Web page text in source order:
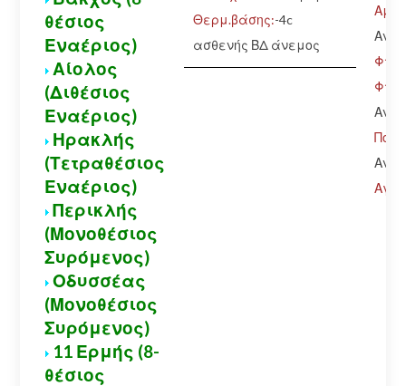
θέσιος
Εναέριος)
Αίολος
(Διθέσιος
Εναέριος)
Ηρακλής
(Τετραθέσιος
Εναέριος)
Περικλής
(Μονοθέσιος
Συρόμενος)
Οδυσσέας
(Μονοθέσιος
Συρόμενος)
11 Ερμής (8-
θέσιος
Θερμ.βάσης:-4c
ασθενής ΒΔ άνεμος